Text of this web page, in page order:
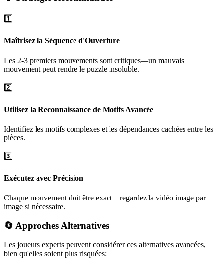
1️⃣
Maîtrisez la Séquence d'Ouverture
Les 2-3 premiers mouvements sont critiques—un mauvais
mouvement peut rendre le puzzle insoluble.
2️⃣
Utilisez la Reconnaissance de Motifs Avancée
Identifiez les motifs complexes et les dépendances cachées entre les
pièces.
3️⃣
Exécutez avec Précision
Chaque mouvement doit être exact—regardez la vidéo image par
image si nécessaire.
🔄 Approches Alternatives
Les joueurs experts peuvent considérer ces alternatives avancées,
bien qu'elles soient plus risquées: